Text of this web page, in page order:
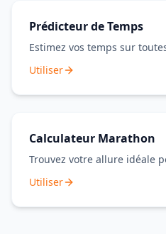
Prédicteur de Temps
Estimez vos temps sur
Utiliser
Calculateur Marathon
Trouvez votre allure idéale
Utiliser